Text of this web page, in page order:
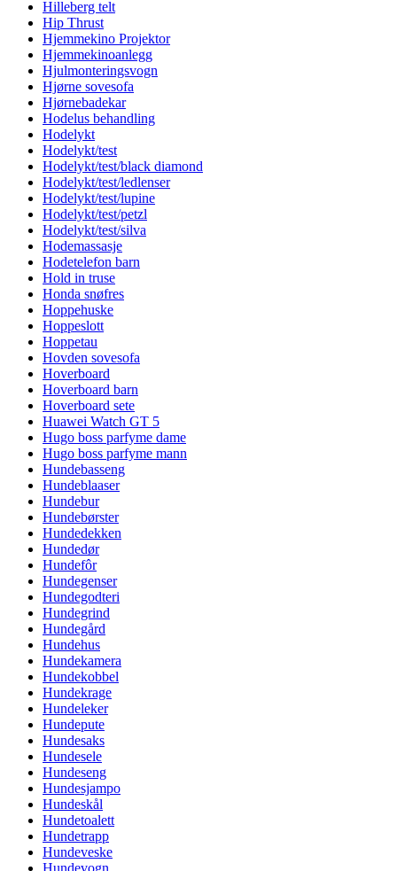
Hilleberg telt
Hip Thrust
Hjemmekino Projektor
Hjemmekinoanlegg
Hjulmonteringsvogn
Hjørne sovesofa
Hjørnebadekar
Hodelus behandling
Hodelykt
Hodelykt/test
Hodelykt/test/black diamond
Hodelykt/test/ledlenser
Hodelykt/test/lupine
Hodelykt/test/petzl
Hodelykt/test/silva
Hodemassasje
Hodetelefon barn
Hold in truse
Honda snøfres
Hoppehuske
Hoppeslott
Hoppetau
Hovden sovesofa
Hoverboard
Hoverboard barn
Hoverboard sete
Huawei Watch GT 5
Hugo boss parfyme dame
Hugo boss parfyme mann
Hundebasseng
Hundeblaaser
Hundebur
Hundebørster
Hundedekken
Hundedør
Hundefôr
Hundegenser
Hundegodteri
Hundegrind
Hundegård
Hundehus
Hundekamera
Hundekobbel
Hundekrage
Hundeleker
Hundepute
Hundesaks
Hundesele
Hundeseng
Hundesjampo
Hundeskål
Hundetoalett
Hundetrapp
Hundeveske
Hundevogn